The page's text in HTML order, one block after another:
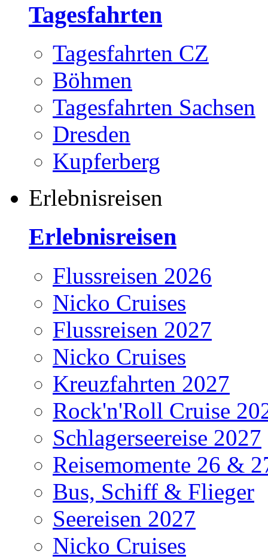
Tagesfahrten
Tagesfahrten CZ
Böhmen
Tagesfahrten Sachsen
Dresden
Kupferberg
Erlebnisreisen
Erlebnisreisen
Flussreisen 2026
Nicko Cruises
Flussreisen 2027
Nicko Cruises
Kreuzfahrten 2027
Rock'n'Roll Cruise
Schlagerseereise 2027
Reisemomente 26 &
Bus, Schiff & Flieger
Seereisen 2027
Nicko Cruises